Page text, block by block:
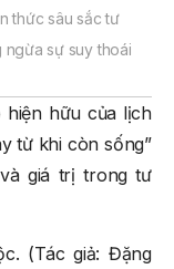
thức sâu sắc tư
ngừa sự suy thoái
hữu của lịch
từ khi còn sống”
giá trị trong tư